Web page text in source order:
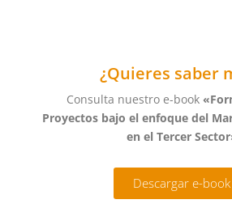
¿Quieres saber
Consulta nuestro e-book
Proyectos bajo el enfoque del
en el Tercer
Descargar e-book